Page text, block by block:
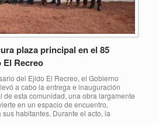
plaza principal en el 85
Recreo
del Ejido El Recreo, el Gobierno
a cabo la entrega e inauguración
esta comunidad, una obra largamente
en un espacio de encuentro,
habitantes. Durante el acto, la